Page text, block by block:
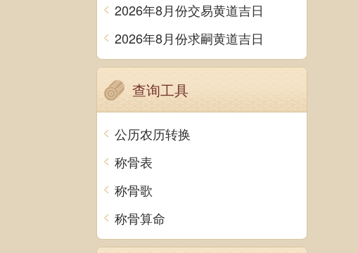
2026年8月份交易黄道吉日
2026年8月份求嗣黄道吉日
查询工具
公历农历转换
称骨表
称骨歌
称骨算命